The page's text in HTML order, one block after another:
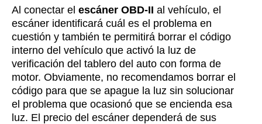
Al conectar el escáner OBD-II al vehículo, el
escáner identificará cuál es el problema en
cuestión y también te permitirá borrar el código
interno del vehículo que activó la luz de
verificación del tablero del auto con forma de
motor. Obviamente, no recomendamos borrar el
código para que se apague la luz sin solucionar
el problema que ocasionó que se encienda esa
luz. El precio del escáner dependerá de sus